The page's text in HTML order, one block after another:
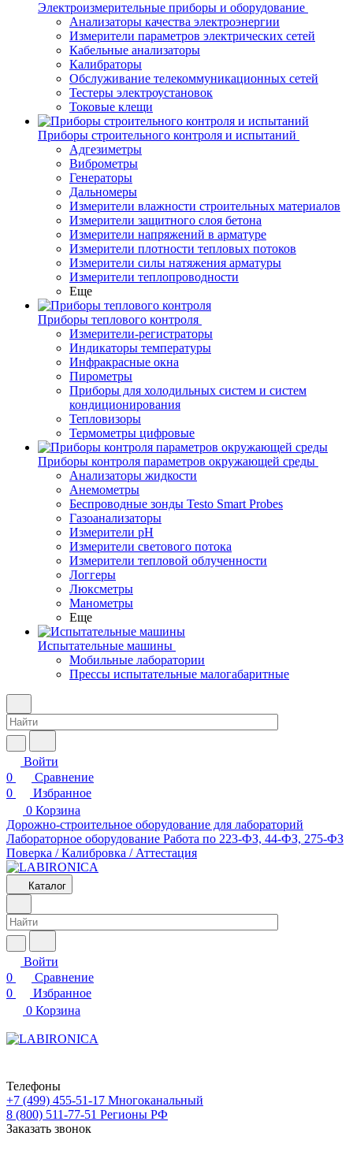
Электроизмерительные приборы и оборудование
Анализаторы качества электроэнергии
Измерители параметров электрических сетей
Кабельные анализаторы
Калибраторы
Обслуживание телекоммуникационных сетей
Тестеры электроустановок
Токовые клещи
Приборы строительного контроля и испытаний
Адгезиметры
Виброметры
Генераторы
Дальномеры
Измерители влажности строительных материалов
Измерители защитного слоя бетона
Измерители напряжений в арматуре
Измерители плотности тепловых потоков
Измерители силы натяжения арматуры
Измерители теплопроводности
Еще
Приборы теплового контроля
Измерители-регистраторы
Индикаторы температуры
Инфракрасные окна
Пирометры
Приборы для холодильных систем и систем
кондиционирования
Тепловизоры
Термометры цифровые
Приборы контроля параметров окружающей среды
Анализаторы жидкости
Анемометры
Беспроводные зонды Testo Smart Probes
Газоанализаторы
Измерители pH
Измерители светового потока
Измерители тепловой облученности
Логгеры
Люксметры
Манометры
Еще
Испытательные машины
Мобильные лаборатории
Прессы испытательные малогабаритные
Войти
0
Сравнение
0
Избранное
0 Корзина
Дорожно-строительное оборудование для лабораторий
Лабораторное оборудование Работа по 223-ФЗ, 44-ФЗ, 275-ФЗ
Поверка / Калибровка / Аттестация
Каталог
Войти
0
Сравнение
0
Избранное
0 Корзина
Телефоны
+7 (499) 455-51-17 Многоканальный
8 (800) 511-77-51 Регионы РФ
Заказать звонок